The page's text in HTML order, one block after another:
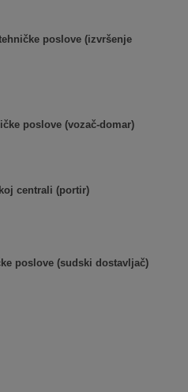
poslove (izvršenje
poslove (vozač-domar)
centrali (portir)
poslove (sudski dostavljač)